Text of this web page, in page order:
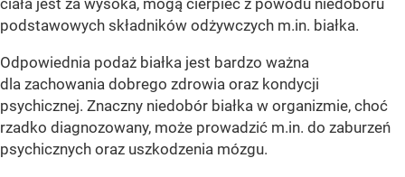
ciała jest za wysoka, mogą cierpieć z powodu niedoboru
podstawowych składników odżywczych m.in. białka.
Odpowiednia podaż białka jest bardzo ważna
dla zachowania dobrego zdrowia oraz kondycji
psychicznej. Znaczny niedobór białka w organizmie, choć
rzadko diagnozowany, może prowadzić m.in. do zaburzeń
psychicznych oraz uszkodzenia mózgu.